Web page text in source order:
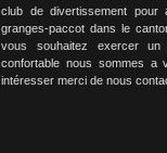
club de divertissement
granges-paccot dans le
vous souhaitez exercer
confortable nous sommes a
intéresser merci de nous